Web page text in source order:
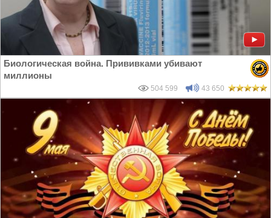
Биологическая война. Прививками убивают
миллионы
504 599 43 650